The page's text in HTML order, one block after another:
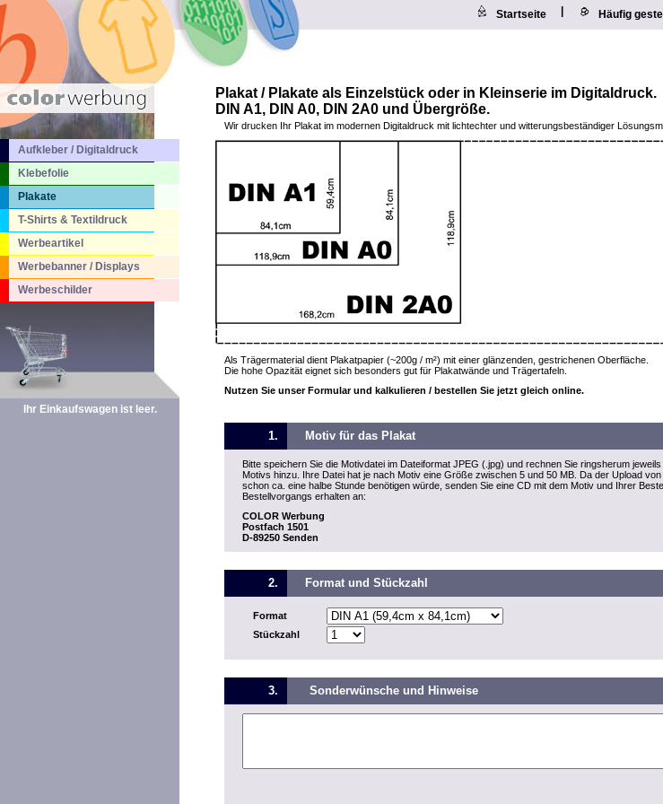
Startseite Häufig
Aufkleber / Digitaldruck
Klebefolie
Plakate
T-Shirts & Textildruck
Werbeartikel
Werbebanner / Displays
Werbeschilder
Ihr Einkaufswagen ist leer.
Plakat / Plakate als Einzelstück oder in Kleinserie im Digitaldruck.
DIN A1, DIN A0, DIN 2A0 und Übergröße.
Wir drucken Ihr Plakat im modernen Digitaldruck mit lichtechter und witterungsbeständiger
Als Trägermaterial dient Plakatpapier (~200g / m²) mit einer glänzenden, gestrichenen Oberfläche.
Die hohe Opazität eignet sich besonders gut für Plakatwände und Trägertafeln.
Nutzen Sie unser Formular und kalkulieren / bestellen Sie jetzt gleich online.
1. Motiv für das Plakat
Bitte speichern Sie die Motivdatei im Dateiformat JPEG (.jpg) und rechnen Sie ringsherum
Motivs hinzu. Ihre Datei hat je nach Motiv eine Größe zwischen 5 und 50 MB. Da der Upload
schon ca. eine halbe Stunde benötigen würde, senden Sie eine CD mit dem Motiv und Ihrer
Bestellvorgangs erhalten an:
COLOR Werbung
Postfach 1501
D-89250 Senden
2. Format und Stückzahl
Format
Stückzahl
3. Sonderwünsche und Hinweise